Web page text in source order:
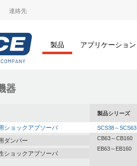
連絡先
製品 アプリケーション
器
ショックアブソーバ
ダンパー
ショックアブソーバ
製品シリーズ
SCS38～SCS63
CB63～CB160
EB63～EB160